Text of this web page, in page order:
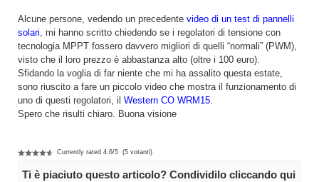
Alcune persone, vedendo un precedente video di un test di pannelli
solari, mi hanno scritto chiedendo se i regolatori di tensione con
tecnologia MPPT fossero davvero migliori di quelli “normali” (PWM),
visto che il loro prezzo è abbastanza alto (oltre i 100 euro).
Sfidando la voglia di far niente che mi ha assalito questa estate,
sono riuscito a fare un piccolo video che mostra il funzionamento di
uno di questi regolatori, il Western CO WRM15.
Spero che risulti chiaro. Buona visione
Currently rated 4.6/5 (5 votanti)
Ti è piaciuto questo articolo? Condividilo cliccando qui